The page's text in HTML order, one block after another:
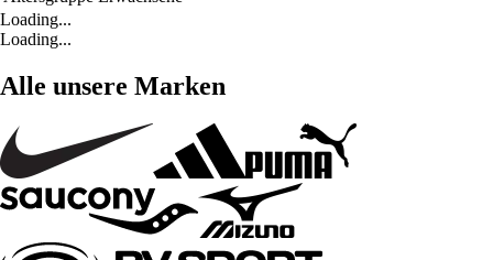
Loading...
Loading...
Alle unsere Marken